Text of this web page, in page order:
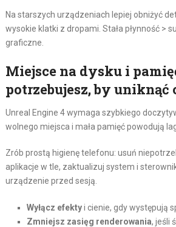
Na starszych urządzeniach lepiej obniżyć
wysokie klatki z dropami. Stała płynność >
graficzne.
Miejsce na dysku i
potrzebujesz, by uniknąć
Unreal Engine 4 wymaga szybkiego
wolnego miejsca i mała pamięć powodują
Zrób prostą higienę telefonu: usuń
aplikacje w tle, zaktualizuj system i
urządzenie przed sesją.
Wyłącz efektyi cienie, gdy występują
Zmniejsz zasięg renderowania, jeśli